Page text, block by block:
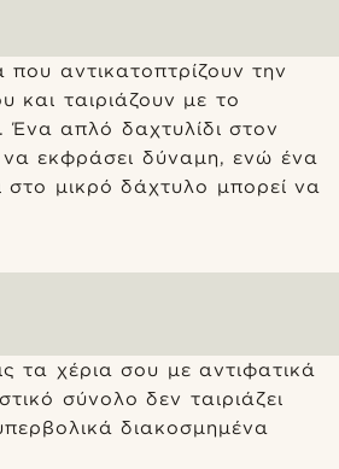
που αντικατοπτρίζουν την
και ταιριάζουν με το
Ένα απλό δαχτυλίδι στον
να εκφράσει δύναμη, ενώ ένα
στο μικρό δάχτυλο μπορεί να
τα χέρια σου με αντιφατικά
σύνολο δεν ταιριάζει
διακοσμημένα